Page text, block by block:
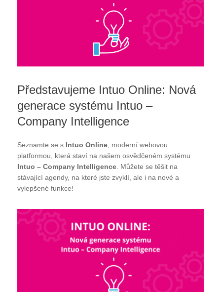
Představujeme Intuo Online: Nová
generace systému Intuo –
Company Intelligence
Seznamte se s Intuo Online , moderní webovou
platformou, která staví na našem osvědčeném systému
Intuo – Company Intelligence . Můžete se těšit na
stávající agendy, na které jste zvyklí, ale i na nové a
vylepšené funkce!